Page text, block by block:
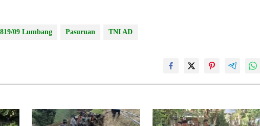
09 Lumbang Pasuruan TNI AD